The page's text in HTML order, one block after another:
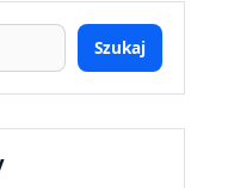
Szukaj